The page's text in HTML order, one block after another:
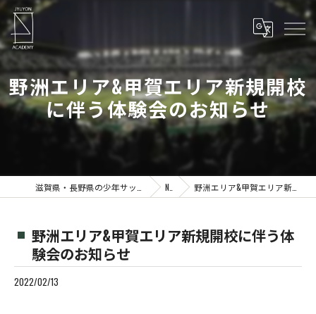
野洲エリア&甲賀エリア新規開校
に伴う体験会のお知らせ
News 野洲エリア&甲賀エリア新規開校に伴う体験会のお知らせ
野洲エリア&甲賀エリア新規開校に伴う体
験会のお知らせ
2022/02/13